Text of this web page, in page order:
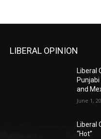
LIBERAL OPINION
Liberal
and
June 1,
Liberal
“Hot”